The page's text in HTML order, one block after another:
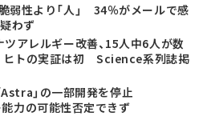
弱性より「人」 34％がメールで感
わず
ツアレルギー改善、15人中6人が数
トの実証は初 Science系列誌掲
Astra」の一部開発を停止
力の可能性否定できず